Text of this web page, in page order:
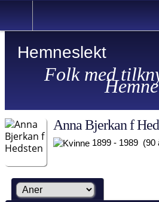
Hemneslekt
Folk med
Anna Bjerkan f
1899 - 1989 (90